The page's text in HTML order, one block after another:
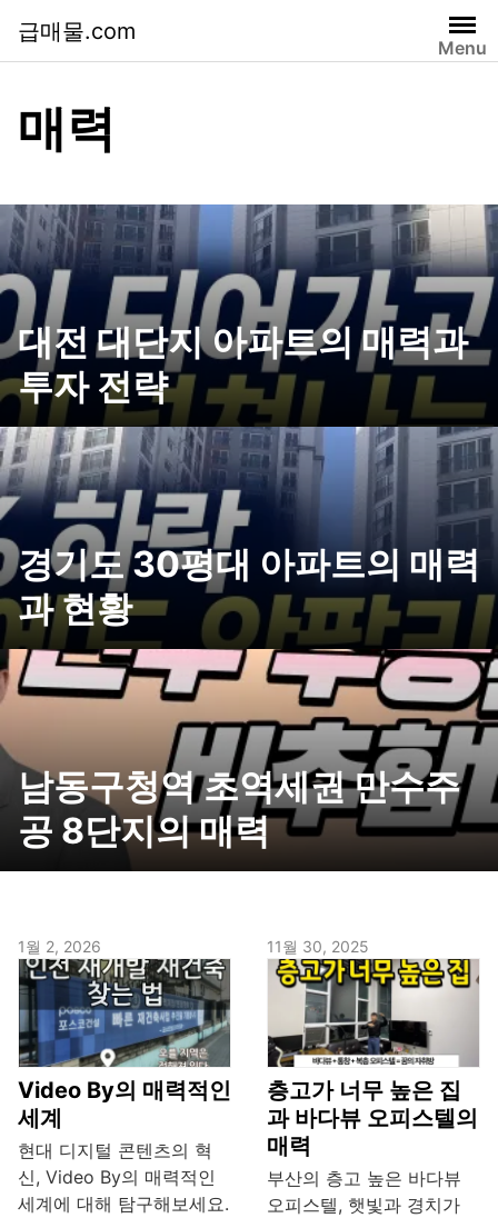
급매물.com
Menu
매력
대전 대단지 아파트의 매력과
투자 전략
경기도 30평대 아파트의 매력
과 현황
남동구청역 초역세권 만수주
공 8단지의 매력
1월 2, 2026
Video By의 매력적인
세계
현대 디지털 콘텐츠의 혁
신, Video By의 매력적인
세계에 대해 탐구해보세요.
11월 30, 2025
층고가 너무 높은 집
과 바다뷰 오피스텔의
매력
부산의 층고 높은 바다뷰
오피스텔, 햇빛과 경치가